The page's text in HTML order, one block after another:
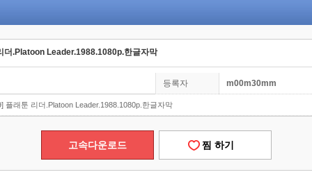
더.Platoon Leader.1988.1080p.한글자막
등록자 m00m30mm
플래툰 리더.Platoon Leader.1988.1080p.한글자막
고속다운로드 찜 하기